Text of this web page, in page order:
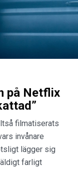
på Netflix
filmatiserats
invånare
lägger sig
farligt